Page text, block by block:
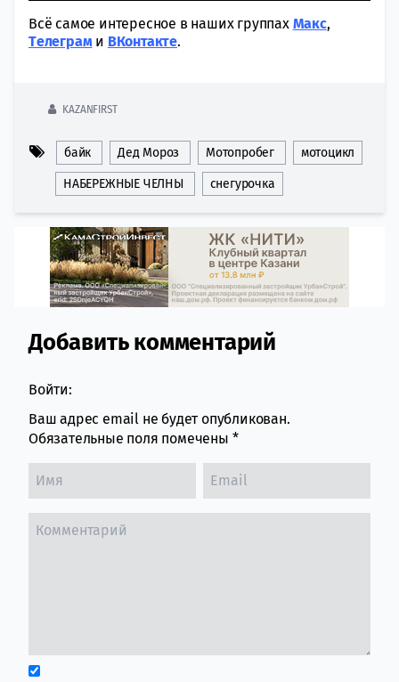
Всё самое интересное в наших группах Макс,
Tелеграми ВКонтакте.
KAZANFIRST
байк Дед Мороз Мотопробег мотоцикл
НАБЕРЕЖНЫЕ ЧЕЛНЫ снегурочка
Comment section
Добавить комментарий
Войти:
Ваш адрес email не будет опубликован.
Обязательные поля помечены *